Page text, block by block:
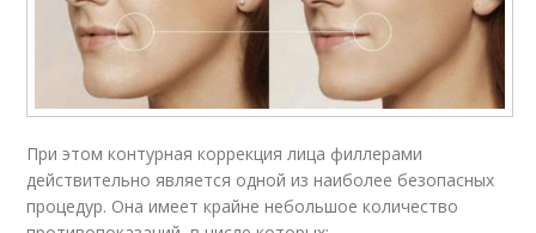
При этом контурная коррекция лица филлерами
действительно является одной из наиболее безопасных
процедур. Она имеет крайне небольшое количество